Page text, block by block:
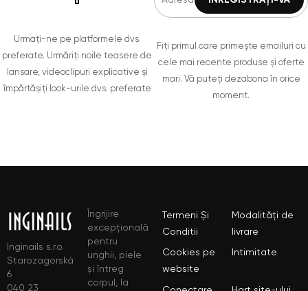
Urmați-ne pe platformele dvs.
preferate. Urmăriți noile teasere de
lansare, videoclipuri explicative și
împărtășiți look-urile dvs. preferate
Fiți primul care primește emailuri cu
cele mai recente produse și oferte
mari. Vă puteți dezabona în orice
moment.
Inginails s.r.o.
Starozagorská
6
040 23
Îngrijire
excepțională
pentru
unghii, piele
și întreg
corpul, la
Termeni Și
Conditii
Modalități de
livrare
Cookies pe
website
Intimitate